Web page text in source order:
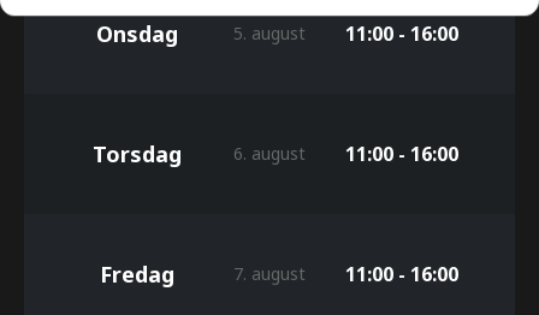
Onsdag 5. august 11:00 - 16:00
Torsdag 6. august 11:00 - 16:00
Fredag 7. august 11:00 - 16:00